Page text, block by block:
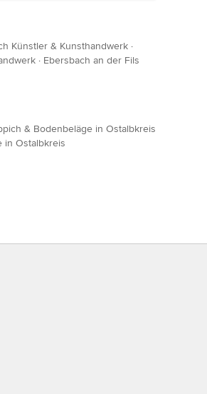
Künstler & Kunsthandwerk ·
· Ebersbach an der Fils
& Bodenbeläge in Ostalbkreis
in Ostalbkreis